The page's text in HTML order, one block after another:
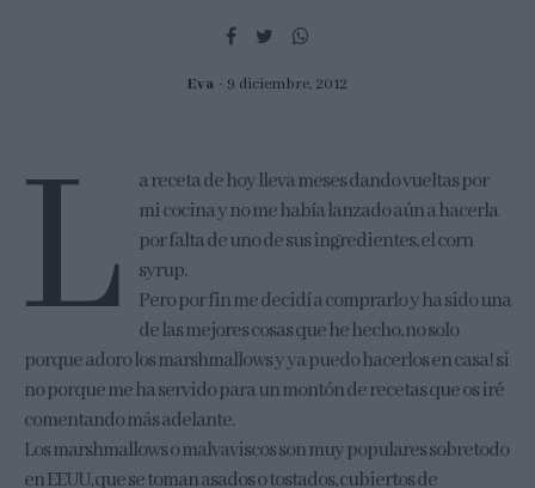
Eva 9 diciembre, 2012
L
a receta de hoy lleva meses dando vueltas por
mi cocina y no me había lanzado aún a hacerla
por falta de uno de sus ingredientes, el corn
syrup.
Pero por fin me decidí a comprarlo y ha sido una
de las mejores cosas que he hecho, no solo
porque adoro los marshmallows y ya puedo hacerlos en casa! si
no porque me ha servido para un montón de recetas que os iré
comentando más adelante.
Los marshmallows o malvaviscos son muy populares sobretodo
en EEUU, que se toman asados o tostados, cubiertos de